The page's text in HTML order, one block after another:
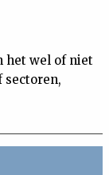
het wel of niet
sectoren,